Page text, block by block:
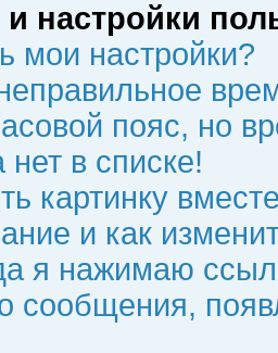
настройки
мои настройки?
пояс, но
в списке!
картинку
и как
я нажимаю
сообщения,